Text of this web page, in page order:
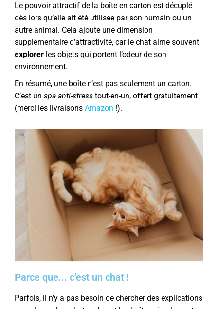
Le pouvoir attractif de la boîte en carton est décuplé
dès lors qu’elle ait été utilisée par son humain ou un
autre animal. Cela ajoute une dimension
supplémentaire d’attractivité, car le chat aime souvent
explorer les objets qui portent l’odeur de son
environnement.
En résumé, une boîte n’est pas seulement un carton.
C’est un spa anti-stress tout-en-un, offert gratuitement
(merci les livraisons Amazon !).
Parce que... c’est un chat !
Parfois, il n’y a pas besoin de chercher des explications